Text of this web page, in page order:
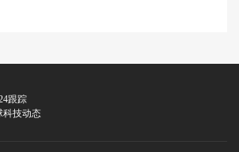
跟踪
科技动态